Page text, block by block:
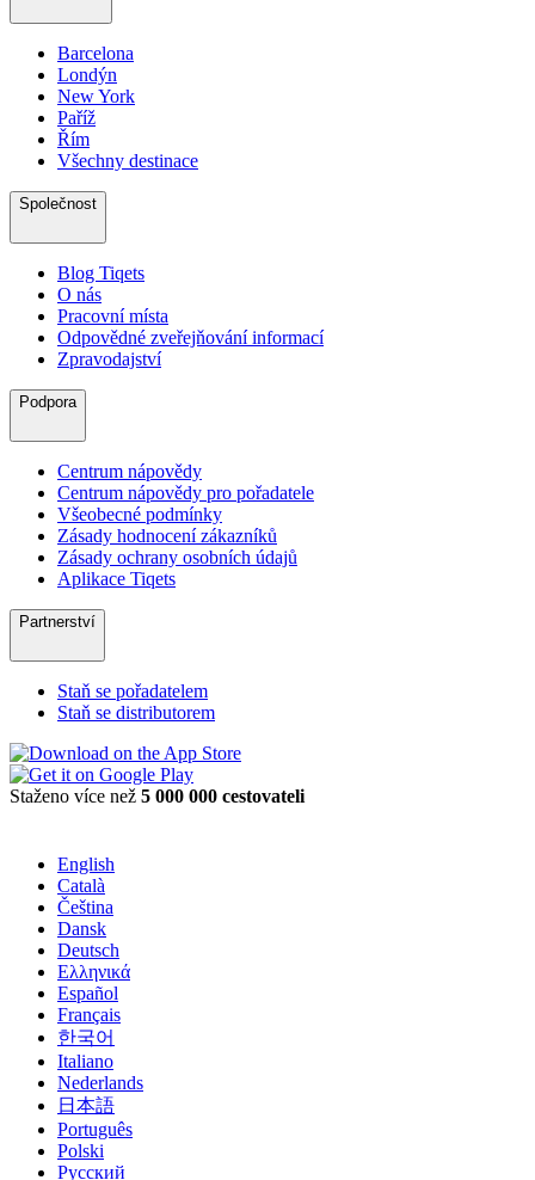
Barcelona
Londýn
New York
Paříž
Řím
Všechny destinace
Společnost
Blog Tiqets
O nás
Pracovní místa
Odpovědné zveřejňování informací
Zpravodajství
Podpora
Centrum nápovědy
Centrum nápovědy pro pořadatele
Všeobecné podmínky
Zásady hodnocení zákazníků
Zásady ochrany osobních údajů
Aplikace Tiqets
Partnerství
Staň se pořadatelem
Staň se distributorem
Staženo více než 5 000 000 cestovateli
English
Català
Čeština
Dansk
Deutsch
Ελληνικά
Español
Français
한국어
Italiano
Nederlands
日本語
Português
Polski
Русский